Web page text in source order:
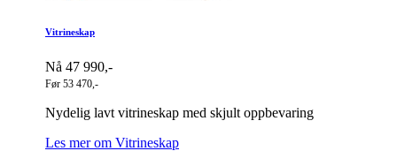
Vitrineskap
Nå 47 990,-
Før 53 470,-
Nydelig lavt vitrineskap med skjult oppbevaring
Les mer om Vitrineskap